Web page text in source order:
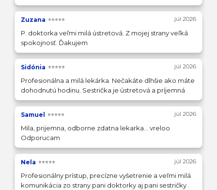
Zuzana ⭐⭐⭐⭐⭐ júl 2026
P. doktorka veľmi milá ústretová. Z mojej strany veľká
spokojnosť. Ďakujem
Sidónia ⭐⭐⭐⭐⭐ júl 2026
Profesionálna a milá lekárka. Nečakáte dlhšie ako máte
dohodnutú hodinu. Sestrička je ústretová a príjemná
Samuel ⭐⭐⭐⭐⭐ júl 2026
Mila, prijemna, odborne zdatna lekarka... vreloo
Odporucam
Nela ⭐⭐⭐⭐⭐ júl 2026
Profesionálny prístup, precízne vyšetrenie a veľmi milá
komunikácia zo strany pani doktorky aj pani sestričky .